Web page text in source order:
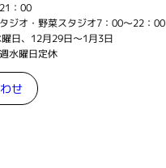
：00
ジオ・野菜スタジオ7：00～22：00
日、12月29日～1月3日
水曜日定休
せ